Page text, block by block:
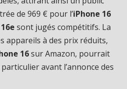
de 969 € pour l’iPhone 16
sont jugés compétitifs. La
appareils à des prix réduits,
16sur Amazon, pourrait
avant l’annonce des